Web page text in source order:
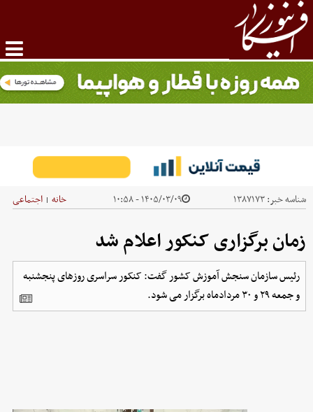
شناسه خبر:۱۳۸۷۱۷۳ ۱۴۰۵/۰۳/۰۹ - ۱۰:۵۸ خانه | اجتماعی
زمان برگزاری کنکور اعلام شد
رئیس سازمان سنجش آموزش کشور گفت: کنکور سراسری روزهای پنجشنبه
و جمعه ۲۹ و ۳۰ مردادماه برگزار می شود.